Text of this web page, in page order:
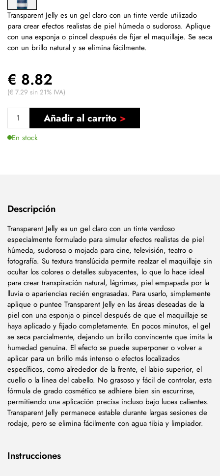
Transparent Jelly es un gel claro con un tinte verde utilizado
para crear efectos realistas de piel húmeda o sudorosa. Aplique
con una esponja o pincel después de fijar el maquillaje. Se seca
con un brillo natural y se elimina fácilmente.
€ 8.82
(€ 7.29 sin 21% IVA)
Añadir al carrito
En stock
Descripción
Transparent Jelly es un gel claro con un tinte verdoso
especialmente formulado para simular efectos realistas de piel
húmeda, sudorosa o mojada para cine, televisión, teatro o
fotografía. Su textura translúcida permite realzar el maquillaje sin
ocultar los colores o detalles subyacentes, lo que lo hace ideal
para crear transpiración natural, lágrimas, piel empapada por la
lluvia o apariencias recién engrasadas. Para usarlo, simplemente
aplique o puntee Transparent Jelly en las áreas deseadas de la
piel con una esponja o pincel después de que el maquillaje se
haya aplicado y fijado completamente. En pocos minutos, el gel
se seca parcialmente, dejando un brillo convincente que imita la
humedad genuina. El efecto se puede superponer o volver a
aplicar para un brillo más intenso o efectos localizados
específicos, como alrededor de la frente, el labio superior, el
cuello o la línea del cabello. No grasoso y fácil de controlar, esta
fórmula de grado cosmético se adhiere bien sin escurrirse,
permitiendo una aplicación precisa incluso bajo luces calientes.
Transparent Jelly permanece estable durante largas sesiones de
rodaje, pero se elimina fácilmente con agua tibia y limpiador.
Instrucciones